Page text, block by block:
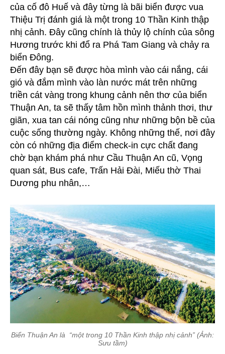
của cố đô Huế và đây từng là bãi biển được vua
Thiệu Trị đánh giá là một trong 10 Thần Kinh thập
nhị cảnh. Đây cũng chính là thủy lộ chính của sông
Hương trước khi đổ ra Phá Tam Giang và chảy ra
biển Đông.
Đến đây bạn sẽ được hòa mình vào cái nắng, cái
gió và đắm mình vào làn nước mát trên những
triền cát vàng trong khung cảnh nên thơ của biển
Thuận An, ta sẽ thấy tâm hồn mình thảnh thơi, thư
giãn, xua tan cái nóng cũng như những bộn bề của
cuộc sống thường ngày. Không những thế, nơi đây
còn có những địa điểm check-in cực chất đang
chờ bạn khám phá như Cầu Thuận An cũ, Vọng
quan sát, Bus cafe, Trấn Hải Đài, Miếu thờ Thai
Dương phu nhân,…
Biển Thuận An là “một trong 10 Thần Kinh thập nhị cảnh” (Ảnh:
Sưu tầm)